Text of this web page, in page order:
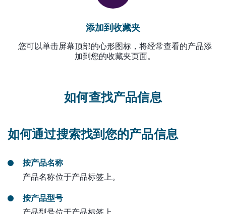
添加到收藏夹
您可以单击屏幕顶部的心形图标，将经常查看的产品添
加到您的收藏夹页面。
如何查找产品信息
如何通过搜索找到您的产品信息
按产品名称
产品名称位于产品标签上。
按产品型号